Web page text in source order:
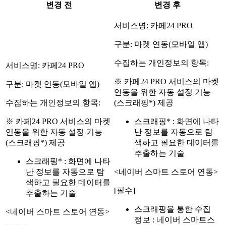
변경 전 변경 후
서비스명: 카페24 PRO
구분: 마켓 연동(모바일 앱)
수집하는 개인정보의 항목:
※ 카페24 PRO 서비스의 마켓
연동을 위한 자동 설정 기능
(스크래핑*) 제공
스크래핑* : 화면에 나타
난 정보를 자동으로 탐
색하고 필요한 데이터를
추출하는 기술
<네이버 스마트 스토어 연동>
서비스명: 카페24 PRO
구분: 마켓 연동(모바일 앱)
수집하는 개인정보의 항목:
※ 카페24 PRO 서비스의 마켓
연동을 위한 자동 설정 기능
(스크래핑*) 제공
스크래핑* : 화면에 나타
난 정보를 자동으로 탐
색하고 필요한 데이터를
추출하는 기술
<네이버 스마트 스토어 연동>
[필수]
스크래핑을 통한 수집
정보 : 네이버 스마트스